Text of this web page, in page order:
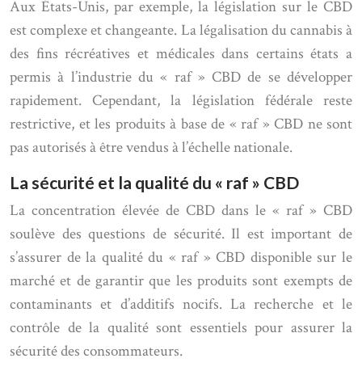
Aux États-Unis, par exemple, la législation sur le CBD
est complexe et changeante. La légalisation du cannabis à
des fins récréatives et médicales dans certains états a
permis à l’industrie du « raf » CBD de se développer
rapidement. Cependant, la législation fédérale reste
restrictive, et les produits à base de « raf » CBD ne sont
pas autorisés à être vendus à l’échelle nationale.
La sécurité et la qualité du « raf » CBD
La concentration élevée de CBD dans le « raf » CBD
soulève des questions de sécurité. Il est important de
s’assurer de la qualité du « raf » CBD disponible sur le
marché et de garantir que les produits sont exempts de
contaminants et d’additifs nocifs. La recherche et le
contrôle de la qualité sont essentiels pour assurer la
sécurité des consommateurs.